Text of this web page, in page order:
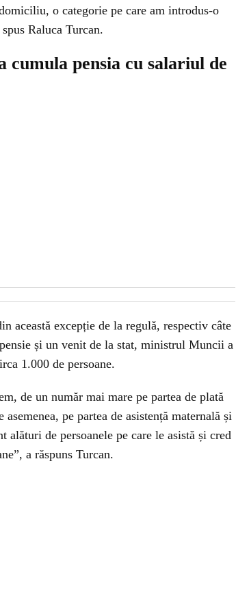
o categorie pe care am introdus-o
Raluca Turcan.
cumula pensia cu salariul de
această excepție de la regulă, respectiv câte
și un venit de la stat, ministrul Muncii a
1.000 de persoane.
de un număr mai mare pe partea de plată
pe partea de asistență maternală și
de persoanele pe care le asistă și cred
a răspuns Turcan.